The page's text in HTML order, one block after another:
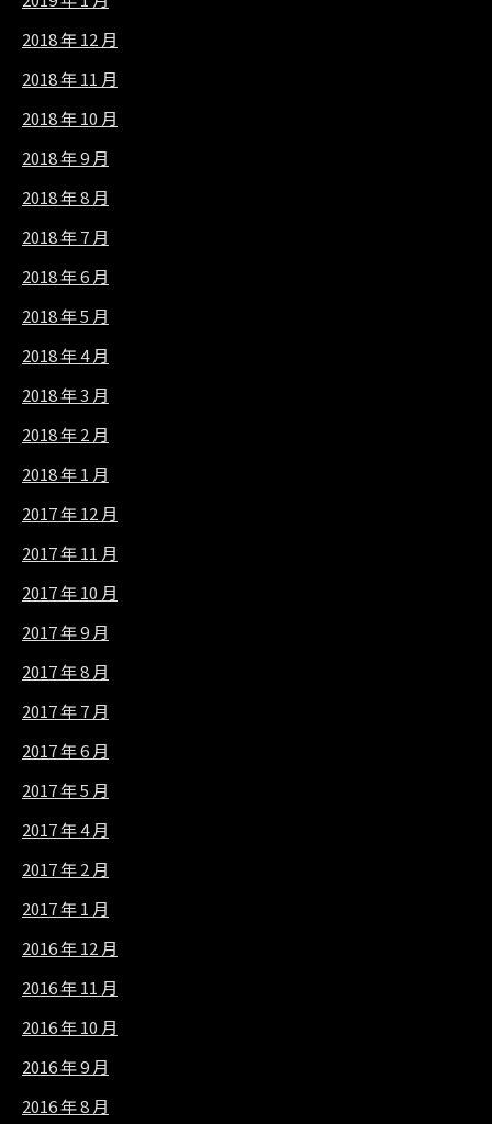
2018 年 12 月
2018 年 11 月
2018 年 10 月
2018 年 9 月
2018 年 8 月
2018 年 7 月
2018 年 6 月
2018 年 5 月
2018 年 4 月
2018 年 3 月
2018 年 2 月
2018 年 1 月
2017 年 12 月
2017 年 11 月
2017 年 10 月
2017 年 9 月
2017 年 8 月
2017 年 7 月
2017 年 6 月
2017 年 5 月
2017 年 4 月
2017 年 2 月
2017 年 1 月
2016 年 12 月
2016 年 11 月
2016 年 10 月
2016 年 9 月
2016 年 8 月